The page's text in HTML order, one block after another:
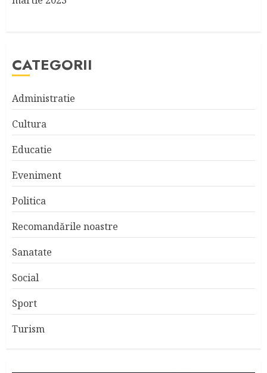
CATEGORII
Administratie
Cultura
Educatie
Eveniment
Politica
Recomandările noastre
Sanatate
Social
Sport
Turism